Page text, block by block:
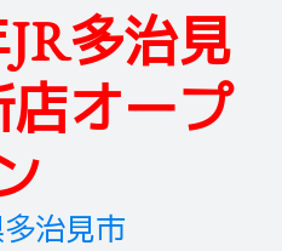
多治見
オープ
治見市